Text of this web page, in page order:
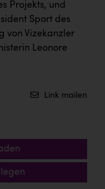
gmbh
Projekts, und
Sport des
von Vizekanzler
Leonore
Link mailen